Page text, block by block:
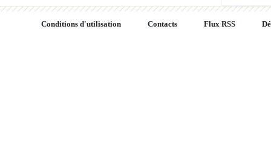
Conditions d'utilisation Contacts Flux RSS